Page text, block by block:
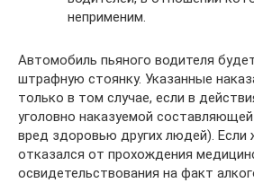
неприменим.
Автомобиль пьяного водителя
штрафную стоянку. Указанные
только в том случае, если в
уголовно наказуемой
вред здоровью других людей). Если
отказался от прохождения
освидетельствования на факт